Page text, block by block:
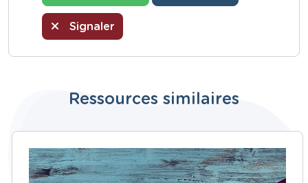
Signaler
Ressources similaires